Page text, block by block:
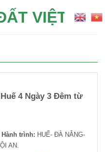
4 Ngày 3 Đêm từ
Hành trình: HUẾ- ĐÀ NẴNG-
AN.